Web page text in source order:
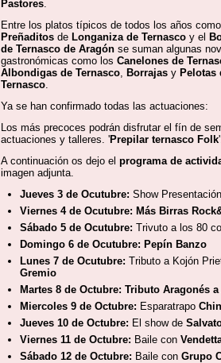
Pastores.
Entre los platos típicos de todos los años
Preñaditos de Longaniza de Ternasco y el
de Ternasco de Aragón se suman algunas
gastronómicas como los Canelones de
Albondigas de Ternasco, Borrajas y Pelotas
Ternasco.
Ya se han confirmado todas las actuaciones:
Los más precoces podrán disfrutar el fín de
actuaciones y talleres. 'Prepilar ternasco Folk
A continuación os dejo el programa de
imagen adjunta.
Jueves 3 de Ocutubre: Show
Viernes 4 de Ocutubre: Más Birras
Sábado 5 de Ocutubre: Trivuto a los 80
Domingo 6 de Ocutubre: Pepín Banzo
Lunes 7 de Ocutubre: Tributo a Kojón
Gremio
Martes 8 de Octubre: Tributo Aragonés a
Miercoles 9 de Octubre: Esparatrapo
Jueves 10 de Octubre: El show de
Viernes 11 de Octubre: Baile con
Sábado 12 de Octubre: Baile con Grupo